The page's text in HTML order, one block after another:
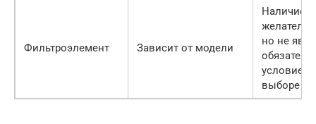
Фильтроэлемент Зависит от модели
Наличие
но не
условием
выборе